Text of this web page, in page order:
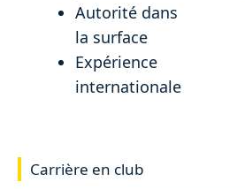
Autorité dans
la surface
Expérience
internationale
Carrière en club